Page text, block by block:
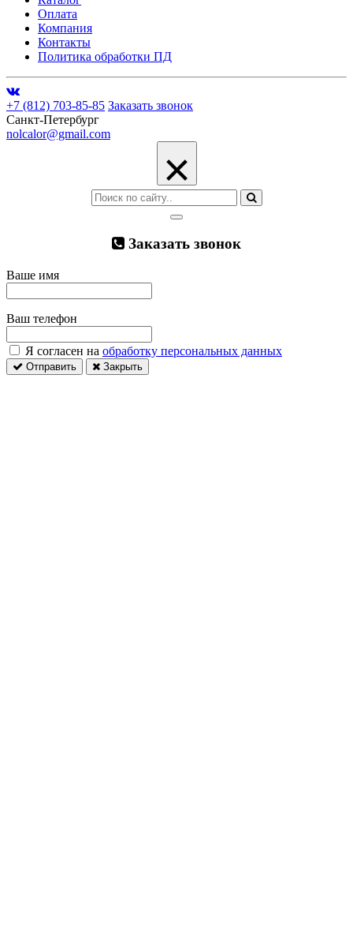
Оплата
Компания
Контакты
Политика обработки ПД
+7 (812) 703-85-85 Заказать звонок
Санкт-Петербург
nolcalor@gmail.com
×
Заказать звонок
Ваше имя
Ваш телефон
Я согласен на обработку персональных данных
Отправить Закрыть